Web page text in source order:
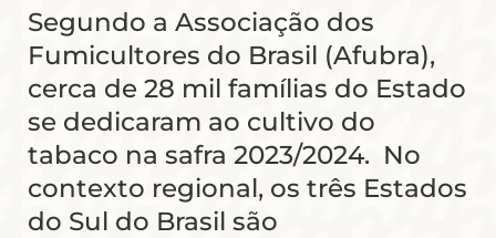
Segundo a Associação dos
Fumicultores do Brasil (Afubra),
cerca de 28 mil famílias do Estado
se dedicaram ao cultivo do
tabaco na safra 2023/2024. No
contexto regional, os três Estados
do Sul do Brasil são